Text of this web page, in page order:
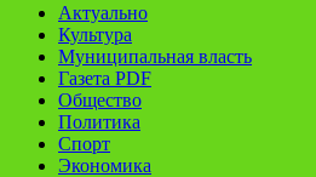
Актуально
Культура
Муниципальная власть
Газета PDF
Общество
Политика
Спорт
Экономика